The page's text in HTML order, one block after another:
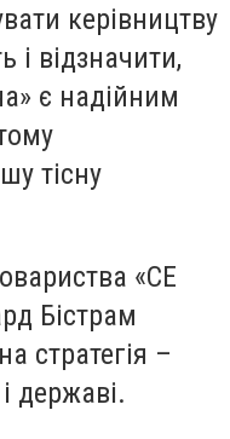
керівництву
і відзначити,
є надійним
тісну
«СЕ
Бістрам
стратегія –
державі.